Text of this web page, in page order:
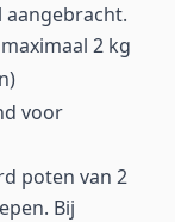
aangebracht.
2 kg
voor
poten van 2
Bij